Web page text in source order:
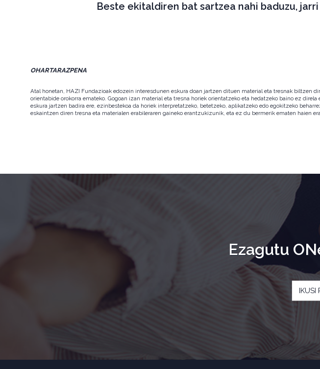
Beste ekitaldiren bat sartzea nahi baduzu,
OHARTARAZPENA
Atal honetan, HAZI Fundazioak edozein interesdunen eskura doan jartzen dituen material eta tresnak biltzen
orientabide orokorra emateko. Gogoan izan material eta tresna horiek orientatzeko eta hedatzeko baino ez
eskura jartzen badira ere, ezinbestekoa da horiek interpretatzeko, betetzeko, aplikatzeko edo egokitzeko
eskaintzen diren tresna eta materialen erabileraren gaineko erantzukizunik, eta ez du bermerik ematen haien
Ezagutu
IKUSI